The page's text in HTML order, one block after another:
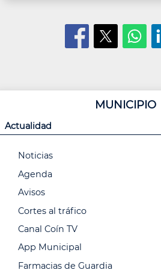
MUNICIPIO
Actualidad
Noticias
Agenda
Avisos
Cortes al tráfico
Canal Coín TV
App Municipal
Farmacias de Guardia